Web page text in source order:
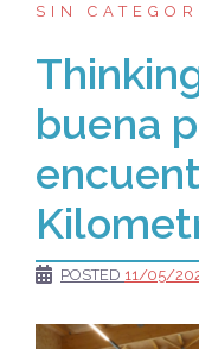
SIN
buena
POSTED 11/05/